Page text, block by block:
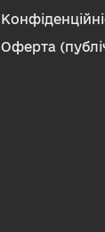
Оферта